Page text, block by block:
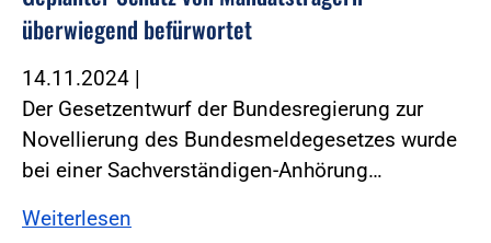
überwiegend befürwortet
14.11.2024 |
Der Gesetzentwurf der Bundesregierung zur
Novellierung des Bundesmeldegesetzes wurde
bei einer Sachverständigen-Anhörung…
Weiterlesen